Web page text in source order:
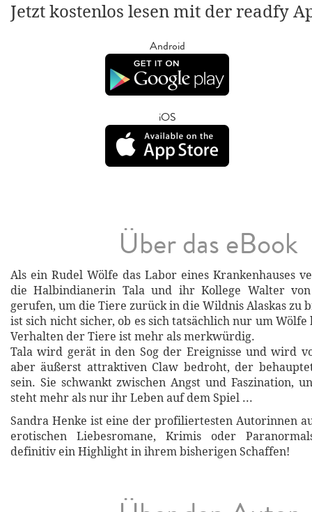
Jetzt kostenlos lesen mit der readfy
Android
iOS
Über das eBook
Als ein Rudel Wölfe das Labor eines Krankenhauses
die Halbindianerin Tala und ihr Kollege Walter
gerufen, um die Tiere zurück in die Wildnis Alaskas zu
ist sich nicht sicher, ob es sich tatsächlich nur um Wölfe
Verhalten der Tiere ist mehr als merkwürdig.
Tala wird gerät in den Sog der Ereignisse und wird
aber äußerst attraktiven Claw bedroht, der
sein. Sie schwankt zwischen Angst und Faszination,
steht mehr als nur ihr Leben auf dem Spiel ...
Sandra Henke ist eine der profiliertesten Autorinnen
erotischen Liebesromane, Krimis oder
definitiv ein Highlight in ihrem bisherigen Schaffen!